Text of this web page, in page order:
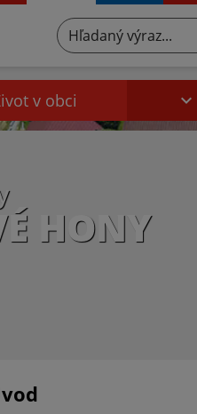
Hľadaný výraz...
v obci
HONY